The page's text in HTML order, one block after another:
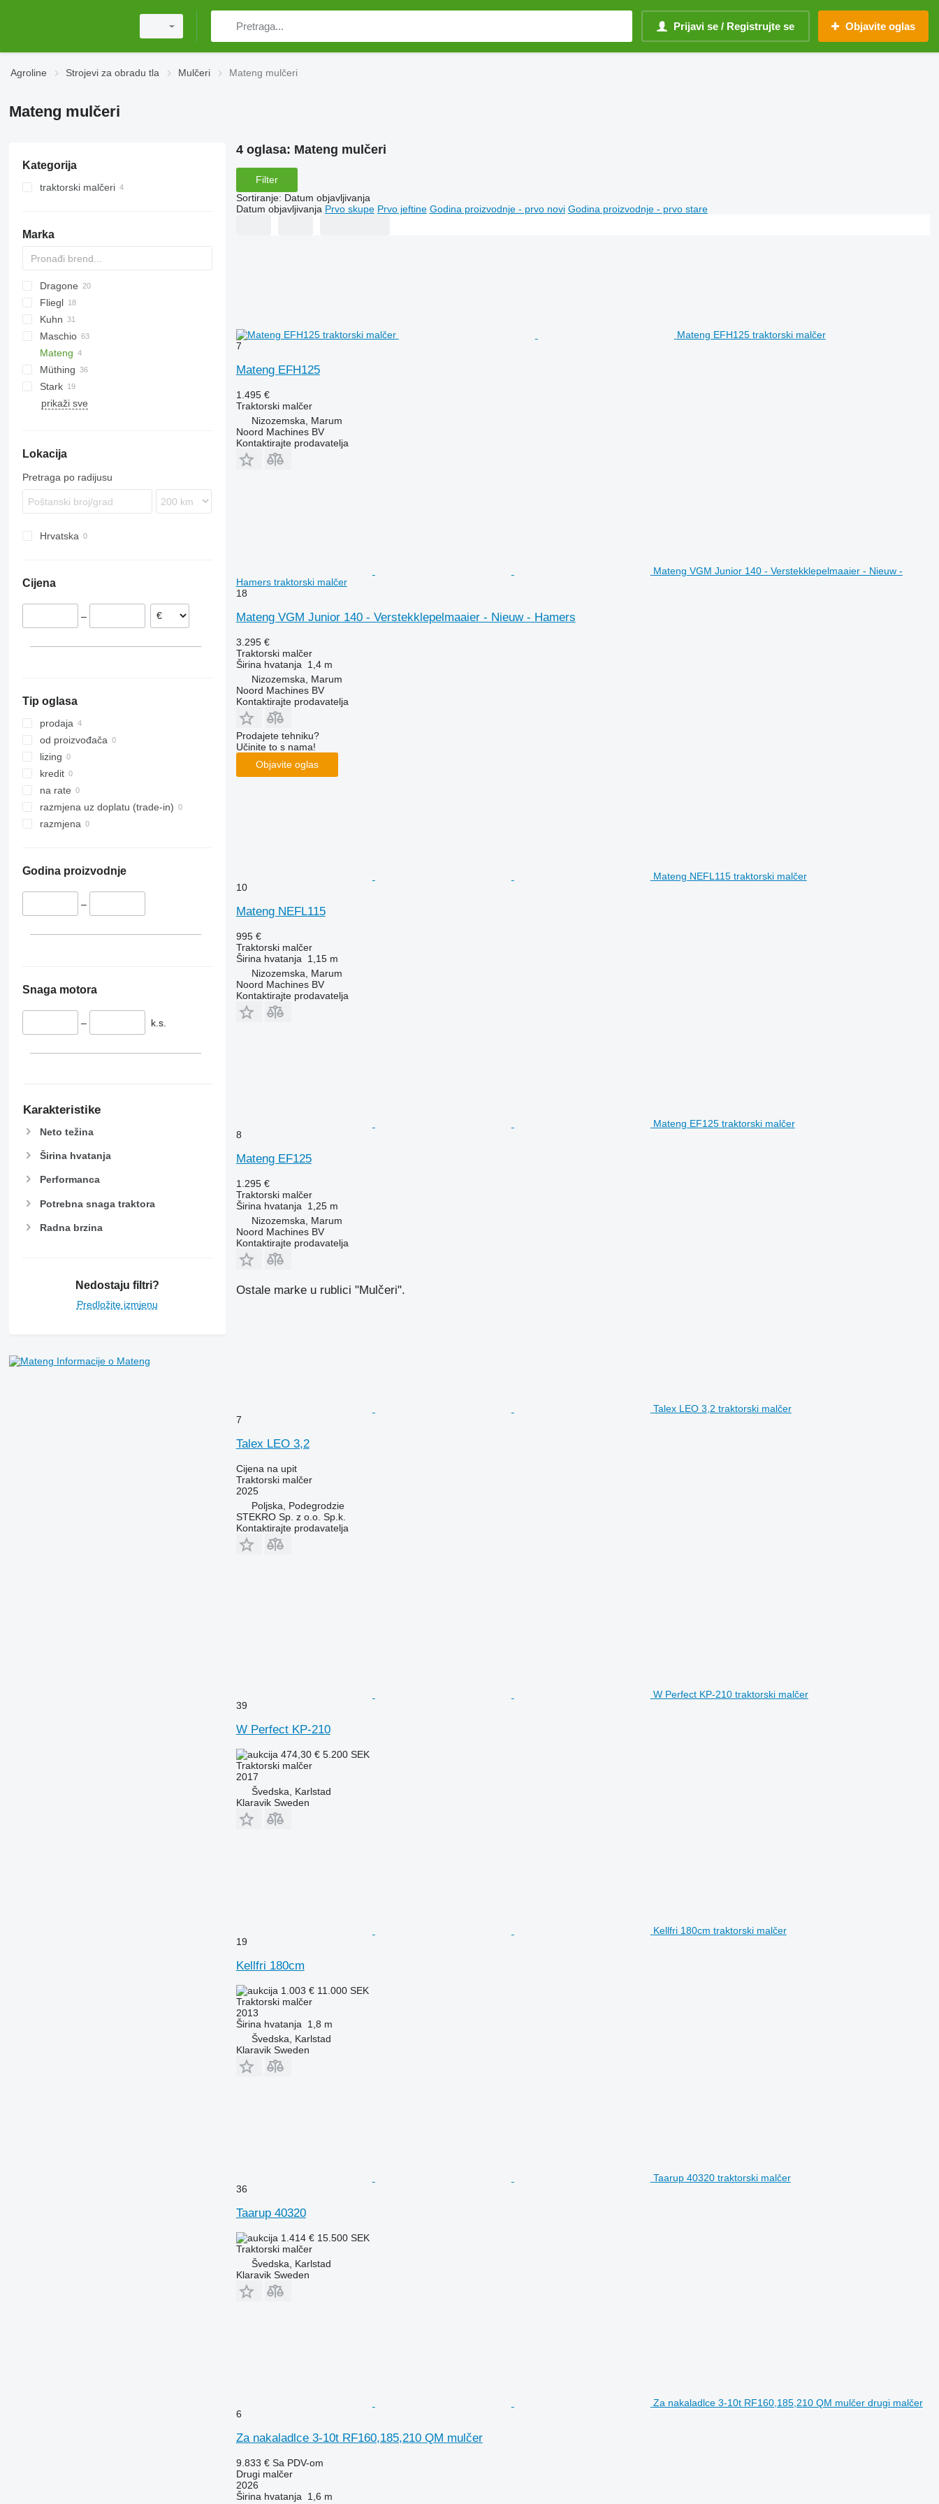
Prijavi se / Registrujte se Objavite oglas
Agroline Strojevi za obradu tla Mulčeri Mateng mulčeri
Mateng mulčeri
Kategorija
traktorski malčeri
Marka
AS
GKR
PARK
Z-series
CK
Sirio
Dragone
VL
VP
SMK
UM
USM
Fliegl
Gemella
CM
333 G
Kuhn
FC
GMD
Tbes
Taarup
Maschio
Barbi
Birba
Bisonte
Brava
Jolly
Mateng
Müthing
MU
Grizzly
Raptor
BP
Kangu
SinusCut
5026
FX
H3
MINI-BMS
SMO
Stark
MU
prikaži sve
Lokacija
Pretraga po radijusu
Hrvatska
Cijena
–
Tip oglasa
prodaja
od proizvođača
lizing
kredit
na rate
razmjena uz doplatu (trade-in)
razmjena
Godina proizvodnje
–
Snaga motora
– k.s.
Karakteristike
Neto težina
Širina hvatanja
Performanca
Potrebna snaga traktora
Radna brzina
Nedostaju filtri?
Predložite izmjenu
Informacije o Mateng
4 oglasa: Mateng mulčeri
Filter
Sortiranje: Datum objavljivanja
Datum objavljivanja Prvo skupe Prvo jeftine Godina proizvodnje - prvo novi Godina proizvodnje - prvo stare
Mateng EFH125 traktorski malčer
7
Mateng EFH125
1.495 €
Traktorski malčer
Nizozemska, Marum
Noord Machines BV
Kontaktirajte prodavatelja
Mateng VGM Junior 140 - Verstekklepelmaaier - Nieuw -
Hamers traktorski malčer
18
Mateng VGM Junior 140 - Verstekklepelmaaier - Nieuw - Hamers
3.295 €
Traktorski malčer
Širina hvatanja
1,4 m
Nizozemska, Marum
Noord Machines BV
Kontaktirajte prodavatelja
Prodajete tehniku?
Učinite to s nama!
Objavite oglas
Mateng NEFL115 traktorski malčer
10
Mateng NEFL115
995 €
Traktorski malčer
Širina hvatanja
1,15 m
Nizozemska, Marum
Noord Machines BV
Kontaktirajte prodavatelja
Mateng EF125 traktorski malčer
8
Mateng EF125
1.295 €
Traktorski malčer
Širina hvatanja
1,25 m
Nizozemska, Marum
Noord Machines BV
Kontaktirajte prodavatelja
Ostale marke u rublici "Mulčeri".
Talex LEO 3,2 traktorski malčer
7
Talex LEO 3,2
Cijena na upit
Traktorski malčer
2025
Poljska, Podegrodzie
STEKRO Sp. z o.o. Sp.k.
Kontaktirajte prodavatelja
W Perfect KP-210 traktorski malčer
39
W Perfect KP-210
474,30 € 5.200 SEK
Traktorski malčer
2017
Švedska, Karlstad
Klaravik Sweden
Kellfri 180cm traktorski malčer
19
Kellfri 180cm
1.003 € 11.000 SEK
Traktorski malčer
2013
Širina hvatanja
1,8 m
Švedska, Karlstad
Klaravik Sweden
Taarup 40320 traktorski malčer
36
Taarup 40320
1.414 € 15.500 SEK
Traktorski malčer
Švedska, Karlstad
Klaravik Sweden
Za nakaladlce 3-10t RF160,185,210 QM mulčer drugi malčer
6
Za nakaladlce 3-10t RF160,185,210 QM mulčer
9.833 € Sa PDV-om
Drugi malčer
2026
Širina hvatanja
1,6 m